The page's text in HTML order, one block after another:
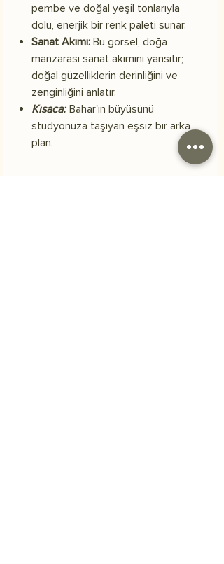
pembe ve doğal yeşil tonlarıyla
dolu, enerjik bir renk paleti sunar.
Sanat Akımı: Bu görsel, doğa
manzarası sanat akımını yansıtır;
doğal güzelliklerin derinliğini ve
zenginliğini anlatır.
Kısaca: Bahar'ın büyüsünü
stüdyonuza taşıyan eşsiz bir arka
plan.